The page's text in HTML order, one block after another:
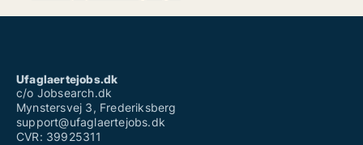
Ufaglært natarbejde
Vikar sosu ufaglært
Vikarbureau randers ufaglært
Ufaglaertejobs.dk
c/o Jobsearch.dk
Mynstersvej 3, Frederiksberg
support@ufaglaertejobs.dk
CVR: 39925311